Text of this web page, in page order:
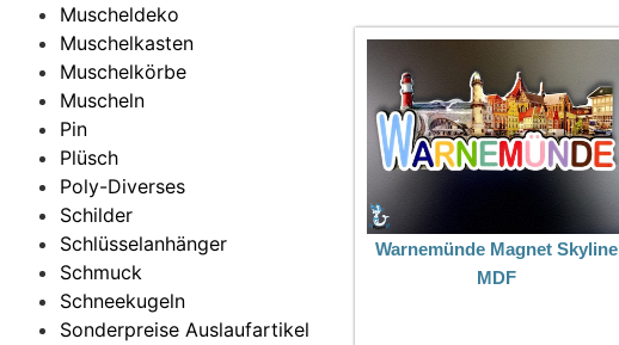
Muscheldeko
Muschelkasten
Muschelkörbe
Muscheln
Pin
Plüsch
Poly-Diverses
Schilder
Schlüsselanhänger
Schmuck
Schneekugeln
Sonderpreise Auslaufartikel
Warnemünde Magnet Skyline
MDF